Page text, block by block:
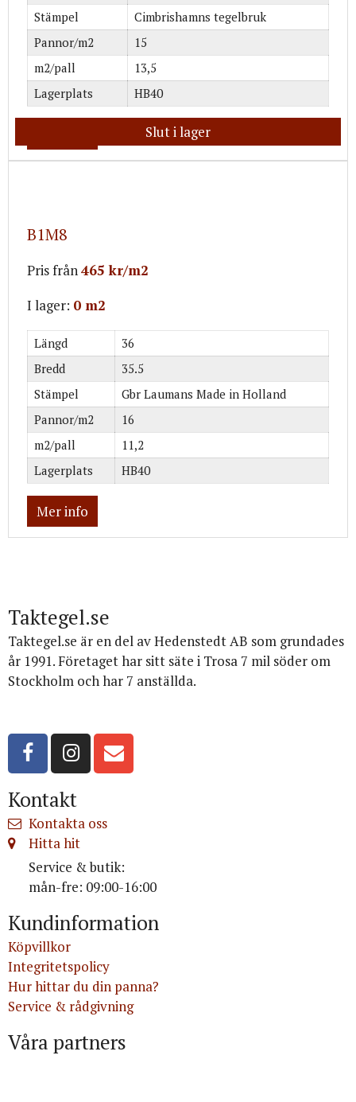
Stämpel
Cimbrishamns tegelbruk
Pannor/m2
15
m2/pall
13,5
Lagerplats
HB40
Slut i lager
B1M8
Pris från465 kr/m2
I lager: 0 m2
Längd
36
Bredd
35.5
Stämpel
Gbr Laumans Made in Holland
Pannor/m2
16
m2/pall
11,2
Lagerplats
HB40
Mer info
Taktegel.se
Taktegel.se är en del av Hedenstedt AB som grundades
år 1991. Företaget har sitt säte i Trosa 7 mil söder om
Stockholm och har 7 anställda.
Kontakt
Kontakta oss
Hitta hit
Service & butik:
mån-fre: 09:00-16:00
Kundinformation
Köpvillkor
Integritetspolicy
Hur hittar du din panna?
Service & rådgivning
Våra partners